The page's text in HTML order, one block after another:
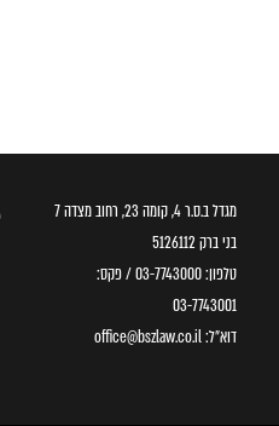
מגדל ב.ס.ר 4, קומה 23, רחוב מצדה 7
בני ברק 5126112
טלפון:03-7743000/ פקס:
03-7743001
דוא״ל:office@bszlaw.co.il